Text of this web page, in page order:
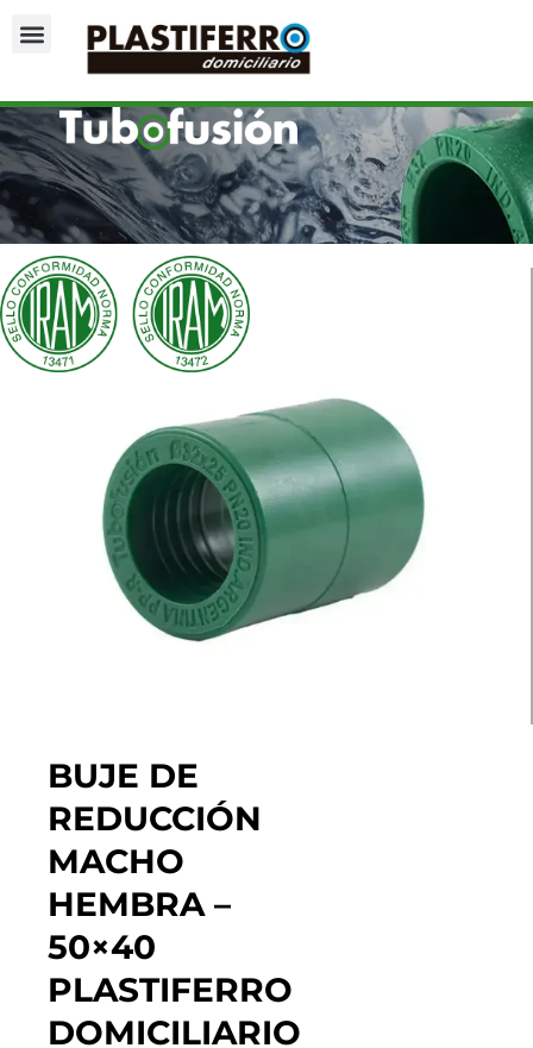
BUJE DE
REDUCCIÓN
MACHO
HEMBRA –
50×40
PLASTIFERRO
DOMICILIARIO